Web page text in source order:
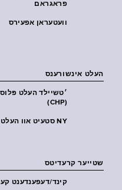
פראגראם
וועטעראן אפעירס
העלט אינשורענס
׳טשיילד העלט
(CHP)
NY סטעיט אוו העלט
שטייער קרעדיטס
קינד/דעפענדענט